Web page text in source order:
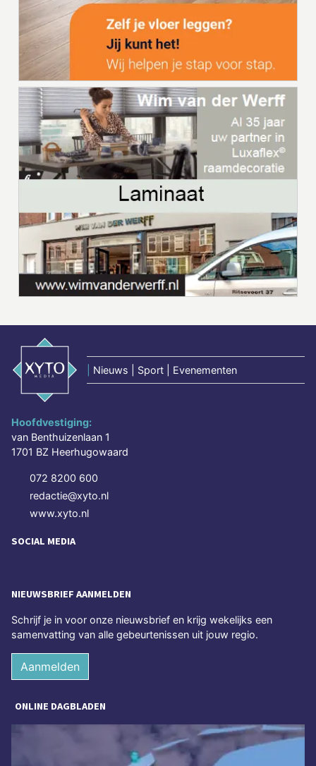
Nieuws | Sport | Evenementen
Hoofdvestiging:
van Benthuizenlaan 1
1701 BZ Heerhugowaard
072 8200 600
redactie@xyto.nl
www.xyto.nl
SOCIAL MEDIA
NIEUWSBRIEF AANMELDEN
Schrijf je in voor onze nieuwsbrief en krijg wekelijks een
samenvatting van alle gebeurtenissen uit jouw regio.
Aanmelden
ONLINE DAGBLADEN